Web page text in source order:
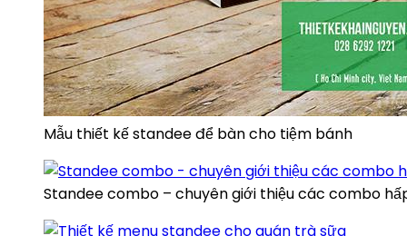
Mẫu thiết kế standee để bàn cho tiệm bánh
Standee combo – chuyên giới thiệu các combo